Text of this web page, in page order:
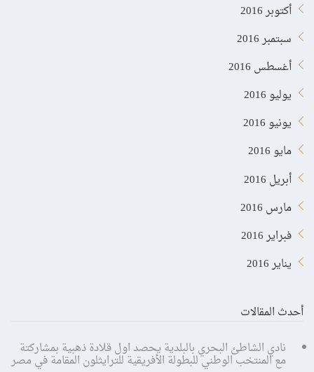
أكتوبر 2016
سبتمبر 2016
أغسطس 2016
يوليو 2016
يونيو 2016
مايو 2016
أبريل 2016
مارس 2016
فبراير 2016
يناير 2016
أحدث المقالات
نادي الشاطئ البحري بالبلدية يحصد اول قلادة ذهبية بمشاركتة
مع المنتخب الوطني للبطولة الأفريقية للترايثلون المقامة في مصر